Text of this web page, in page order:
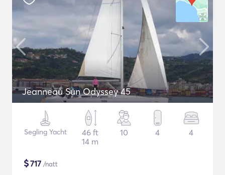
Jeanneau Sun Odyssey 45
Segling Yacht
46 ft
14 m
10 4 4
$717 /natt